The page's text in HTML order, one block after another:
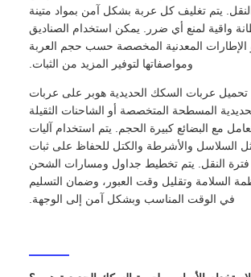
النقل. يتم تغليف كل عربة بشكل آمن بمواد متينة
واقية لمنع أي ضرر. يمكن استخدام الصناديق
الإطارات المعدنية المخصصة حسب حجم العربة
ومواصفاتها لتوفير المزيد من الثبات.
تحميل عربات السكك الحديدية هوبر على عربات
المسطحة المتخصصة أو الشاحنات الثقيلة
مع البضائع كبيرة الحجم. يتم استخدام آليات
السلاسل والأشرطة والكتل للحفاظ على ثبات
فترة النقل. يتم تخطيط جداول ومسارات الشحن
السلامة وتقليل وقت العبور، وضمان التسليم
في الوقت المناسب وبشكل آمن إلى الوجهة.